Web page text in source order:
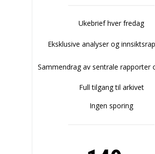
Ukebrief hver fredag
Eksklusive analyser og
Sammendrag av sentrale rapporter
Full tilgang til arkivet
Ingen sporing